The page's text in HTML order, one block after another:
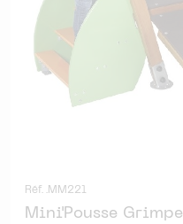
Réf. .MM221
Mini'Pousse Grimpe